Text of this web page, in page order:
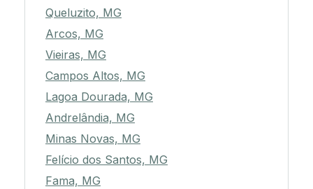
Queluzito, MG
Arcos, MG
Vieiras, MG
Campos Altos, MG
Lagoa Dourada, MG
Andrelândia, MG
Minas Novas, MG
Felício dos Santos, MG
Fama, MG